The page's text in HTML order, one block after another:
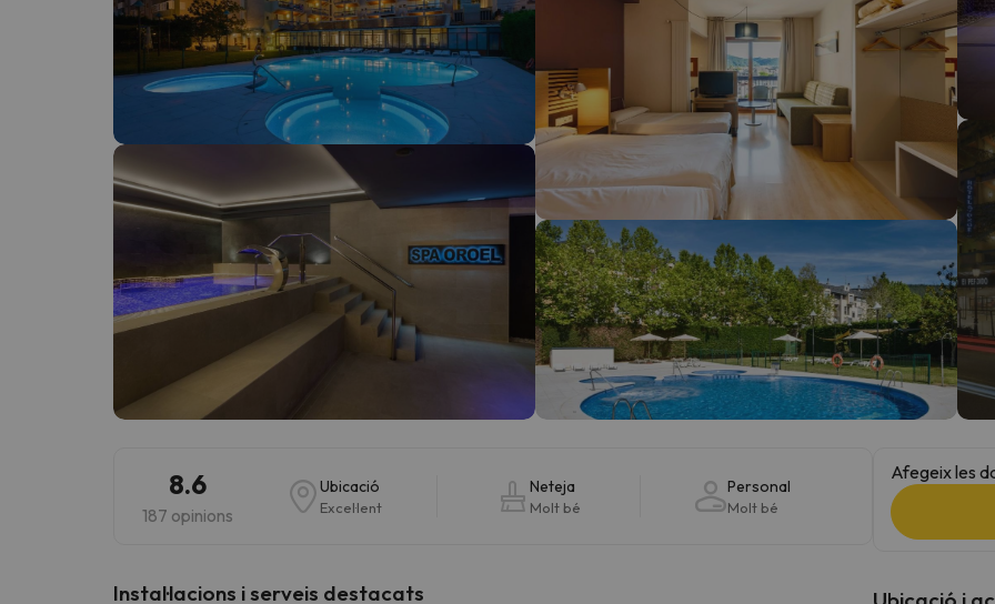
!Vaja! No hem trobat resultats que coincideixin amb la teva cerca. Intenteu modificar la destinació.
Vaja! Sembla que el nostre cercador ha perdut el nord. Quan trobi la seva brúixola torna.
8.6
187 opinions
Ubicació
Excel·lent
Neteja
Molt bé
Personal
Molt bé
Instal·lacions i serveis destacats
Afegeix les